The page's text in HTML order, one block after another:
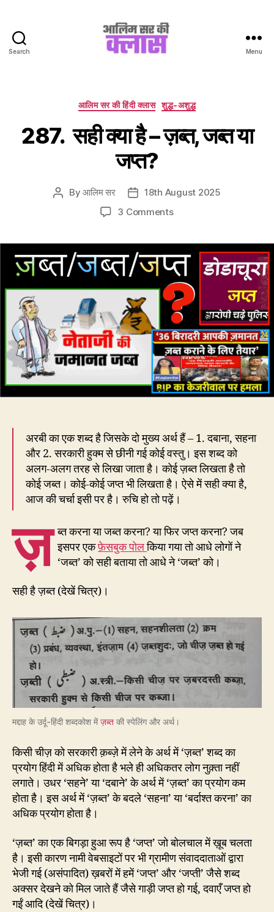
Search
Class
Menu
Categories
आलिम सर की हिंदी क्लास शुद्ध-अशुद्ध
287. सही क्या है – ज़ब्त, जब्त या
जप्त?
PostByआलिम सर
Post18th August 2025
3 Commentson
है
–
ज़ब्त,
जब्त
या
जप्त?
अरबी का एक शब्द है जिसके दो मुख्य अर्थ हैं – 1. दबाना, सहना
और 2. सरकारी हुक्म से छीनी गई कोई वस्तु। इस शब्द को
अलग-अलग तरह से लिखा जाता है। कोई ज़ब्त लिखता है तो
कोई जब्त। कोई-कोई जप्त भी लिखता है। ऐसे में सही क्या है,
आज की चर्चा इसी पर है। रुचि हो तो पढ़ें।
ज़ ब्त करना या जब्त करना? या फिर जप्त करना? जब
इसपर एकफ़ेसबुक पोलकिया गया तो आधे लोगों ने
‘जब्त’ को सही बताया तो आधे ने ‘जब्त’ को।
सही है ज़ब्त (देखें चित्र)।
मद्दाह के उर्दू-हिंदी शब्दकोश मेंज़ब्त की स्पेलिंग और अर्थ।
किसी चीज़ को सरकारी क़ब्ज़े में लेने के अर्थ में ‘ज़ब्त’ शब्द का
प्रयोग हिंदी में अधिक होता है भले ही अधिकतर लोग नुक़्ता नहीं
लगाते। उधर ‘सहने’ या ‘दबाने’ के अर्थ में ‘ज़ब्त’ का प्रयोग कम
होता है। इस अर्थ में ‘ज़ब्त’ के बदले ‘सहना’ या ‘बर्दाश्त करना’ का
अधिक प्रयोग होता है।
‘ज़ब्त’ का एक बिगड़ा हुआ रूप है ‘जप्त’ जो बोलचाल में ख़ूब चलता
है। इसी कारण नामी वेबसाइटों पर भी ग्रामीण संवाददाताओं द्वारा
भेजी गई (असंपादित) ख़बरों में हमें ‘जप्त’ और ‘जप्ती’ जैसे शब्द
अक्सर देखने को मिल जाते हैं जैसे गाड़ी जप्त हो गई, दवाएँ जप्त हो
गईं आदि (देखें चित्र)।